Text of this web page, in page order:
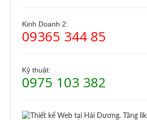
Kinh Doanh 2:
09365 344 85
Kỹ thuật:
0975 103 382